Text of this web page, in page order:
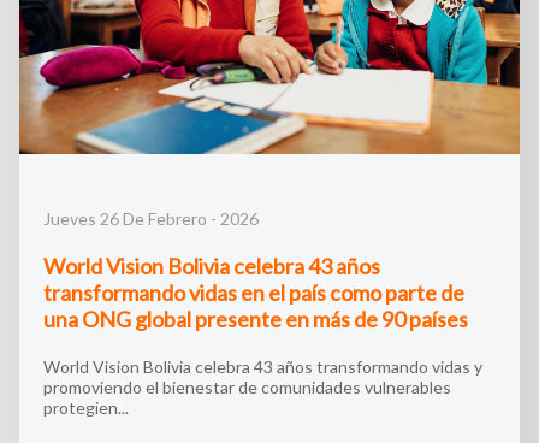
Jueves 26 De Febrero - 2026
World Vision Bolivia celebra 43 años
transformando vidas en el país como parte de
una ONG global presente en más de 90 países
World Vision Bolivia celebra 43 años transformando vidas y
promoviendo el bienestar de comunidades vulnerables
protegien...